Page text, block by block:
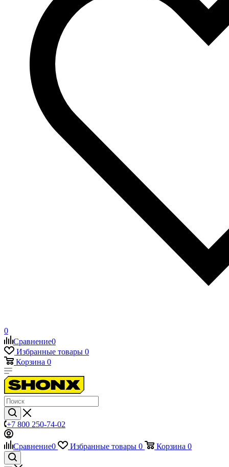
0
Сравнение0
Избранные товары 0
Корзина 0
+7 800 250-74-02
Сравнение0 Избранные товары 0 Корзина 0